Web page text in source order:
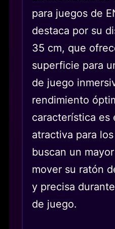
para juegos de
destaca por su
35 cm, que
superficie para
de juego
rendimiento
característica es
atractiva para
buscan un
mover su ratón
y precisa
de juego.